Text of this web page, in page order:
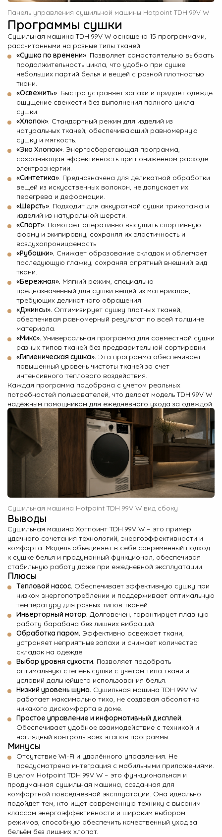
Панель управления сушильной машины Hotpoint TDH 99V W
Программы сушки
Сушильная машина TDH 99V W оснащена 15 программами,
рассчитанными на разные типы тканей:
«Сушка по времени» . Позволяет самостоятельно выбрать
продолжительность цикла, что удобно при сушке
небольших партий белья и вещей с разной плотностью
ткани.
«Освежить» . Быстро устраняет запахи и придаёт одежде
ощущение свежести без выполнения полного цикла
сушки.
«Хлопок» . Стандартный режим для изделий из
натуральных тканей, обеспечивающий равномерную
сушку и мягкость.
«Эко Хлопок» . Энергосберегающая программа,
сохраняющая эффективность при пониженном расходе
электроэнергии.
«Синтетика» . Предназначена для деликатной обработки
вещей из искусственных волокон, не допускает их
перегрева и деформации.
«Шерсть» . Подходит для аккуратной сушки трикотажа и
изделий из натуральной шерсти.
«Спорт». Помогает оперативно высушить спортивную
форму и экипировку, сохраняя их эластичность и
воздухопроницаемость.
«Рубашки». Снижает образование складок и облегчает
последующую глажку, сохраняя опрятный внешний вид
ткани.
«Бережная». Мягкий режим, специально
предназначенный для сушки вещей из материалов,
требующих деликатного обращения.
«Джинсы». Оптимизирует сушку плотных тканей,
обеспечивая равномерный результат по всей толщине
материала.
«Микс». Универсальная программа для совместной сушки
разных типов тканей без предварительной сортировки.
«Гигиеническая сушка». Эта программа обеспечивает
повышенный уровень чистоты тканей за счет
интенсивного теплового воздействия.
Каждая программа подобрана с учётом реальных
потребностей пользователей, что делает модель TDH 99V W
надёжным помощником для ежедневного ухода за одеждой.
Сушильная машина Hotpoint TDH 99V W вид сбоку
Выводы
Сушильная машина Хотпоинт TDH 99V W – это пример
удачного сочетания технологий, энергоэффективности и
комфорта. Модель объединяет в себе современный подход
к сушке белья и продуманный функционал, обеспечивая
стабильную работу даже при ежедневной эксплуатации.
Плюсы
Тепловой насос. Обеспечивает эффективную сушку при
низком энергопотреблении и поддерживает оптимальную
температуру для разных типов тканей.
Инверторный мотор. Долговечен, гарантирует плавную
работу барабана без лишних вибраций.
Обработка паром. Эффективно освежает ткани,
устраняет неприятные запахи и снижает количество
складок на одежде.
Выбор уровня сухости. Позволяет подобрать
оптимальную степень сушки с учетом типа ткани и
условий дальнейшего использования белья.
Низкий уровень шума. Сушильная машина TDH 99V W
работает максимально тихо, не создавая абсолютно
никакого дискомфорта в доме.
Простое управление и информативный дисплей.
Обеспечивает удобное взаимодействие с техникой и
наглядный контроль всех этапов программы.
Минусы
Отсутствие Wi-Fi и удалённого управления. Не
предусмотрена интеграция с мобильными приложениями.
В целом Hotpoint TDH 99V W – это функциональная и
продуманная сушильная машина, созданная для
комфортной повседневной эксплуатации. Она идеально
подойдёт тем, кто ищет современную технику с высоким
классом энергоэффективности и широким выбором
режимов, способную обеспечить качественный уход за
бельём без лишних хлопот.